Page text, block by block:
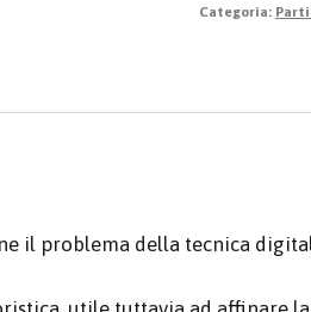
Categoria:
il problema della tecnica